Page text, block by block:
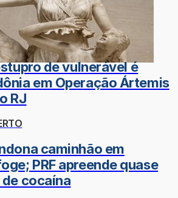
de vulnerável é
em Operação Ártemis
RJ
caminhão em
PRF apreende quase
cocaína